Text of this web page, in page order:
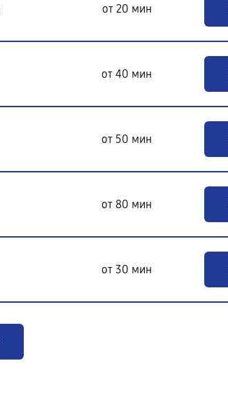
от 20 мин
от 40 мин
от 50 мин
от 80 мин
от 30 мин